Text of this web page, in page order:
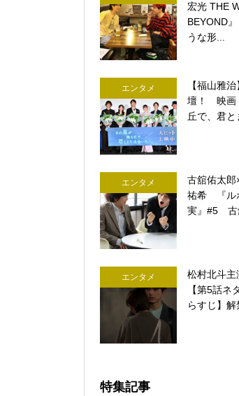
宏光 THE
BEYOND
うな形...
エンタメ
【福山雅
壇！ 映画
丘で、君
エンタメ
古舘佑太
祐希 『ル
実』#5 古
エンタメ
松村北斗
【第5話ネ
らすじ】
特集記事